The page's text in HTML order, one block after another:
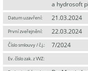
a hydrosoft
Datum uzavření: 21.03.2024
První zveřejnění: 22.03.2024
Číslo smlouvy / č.j.: 7/2024
Ev. číslo zak. z VVZ: